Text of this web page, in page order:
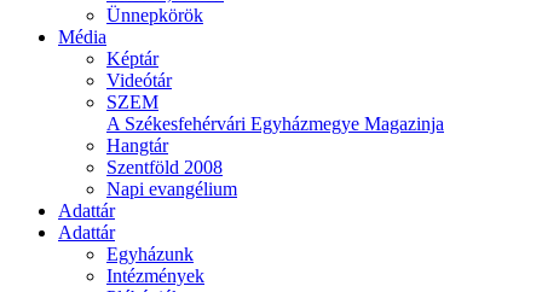
Ünnepkörök
Média
Képtár
Videótár
SZEM
A Székesfehérvári Egyházmegye Magazinja
Hangtár
Szentföld 2008
Napi evangélium
Adattár
Adattár
Egyházunk
Intézmények